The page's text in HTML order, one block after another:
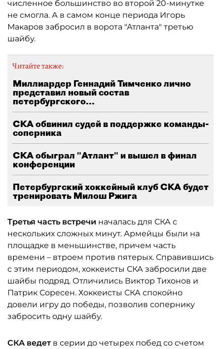
численное большинство во второй 20-минутке
не смогла. А в самом конце периода Игорь
Макаров забросил в ворота "Атланта" третью
шайбу.
Читайте также:
Миллиардер Геннадий Тимченко лично
представил новый состав
петербургского...
СКА обвинил судей в поддержке команды-
соперника
СКА обыграл "Атлант" и вышел в финал
конференции
Петербургский хоккейный клуб СКА будет
тренировать Милош Ржига
Третья часть встречи началась для СКА с
нескольких сложных минут. Армейцы были на
площадке в меньшинстве, причем часть
времени – втроем против пятерых. Справившись
с этим периодом, хоккеисты СКА забросили две
шайбы подряд. Отличились Виктор Тихонов и
Патрик Соресен. Хоккеисты СКА спокойно
довели игру до победы, позволив сопернику
забросить одну шайбу.
СКА ведетв серии до четырех побед со счетом